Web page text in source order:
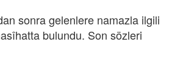
sonra gelenlere namazla ilgili
bulundu. Son sözleri